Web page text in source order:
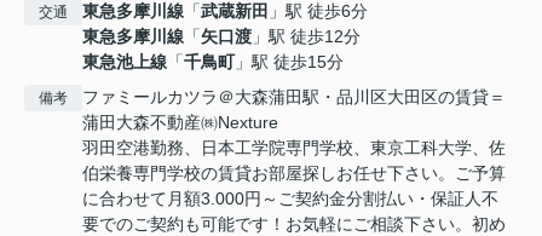
交通 東急多摩川線 「武蔵新田 」駅 徒歩6分
東急多摩川線 「矢口渡 」駅 徒歩12分
東急池上線 「千鳥町」駅 徒歩15分
備考
ファミールカツラ＠大森蒲田駅・品川区大田区の賃貸＝
蒲田大森不動産㈱Nexture
羽田空港勤務、日本工学院専門学校、東京工科大学、佐
伯栄養専門学校の賃貸お部屋探しお任せ下さい。ご予算
に合わせて月額3.000円～ご契約金分割払い・保証人不
要でのご契約も可能です！お気軽にご相談下さい。初め